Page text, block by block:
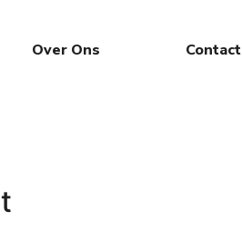
Over Ons Contact